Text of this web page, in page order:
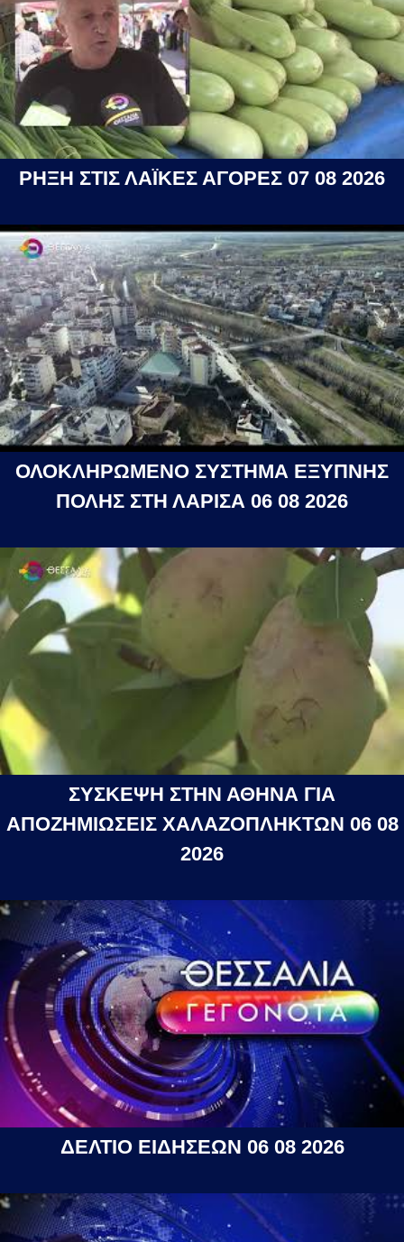
ΡΗΞΗ ΣΤΙΣ ΛΑΪΚΕΣ ΑΓΟΡΕΣ 07 08 2026
ΟΛΟΚΛΗΡΩΜΕΝΟ ΣΥΣΤΗΜΑ ΕΞΥΠΝΗΣ
ΠΟΛΗΣ ΣΤΗ ΛΑΡΙΣΑ 06 08 2026
ΣΥΣΚΕΨΗ ΣΤΗΝ ΑΘΗΝΑ ΓΙΑ
ΑΠΟΖΗΜΙΩΣΕΙΣ ΧΑΛΑΖΟΠΛΗΚΤΩΝ 06 08
2026
ΔΕΛΤΙΟ ΕΙΔΗΣΕΩΝ 06 08 2026